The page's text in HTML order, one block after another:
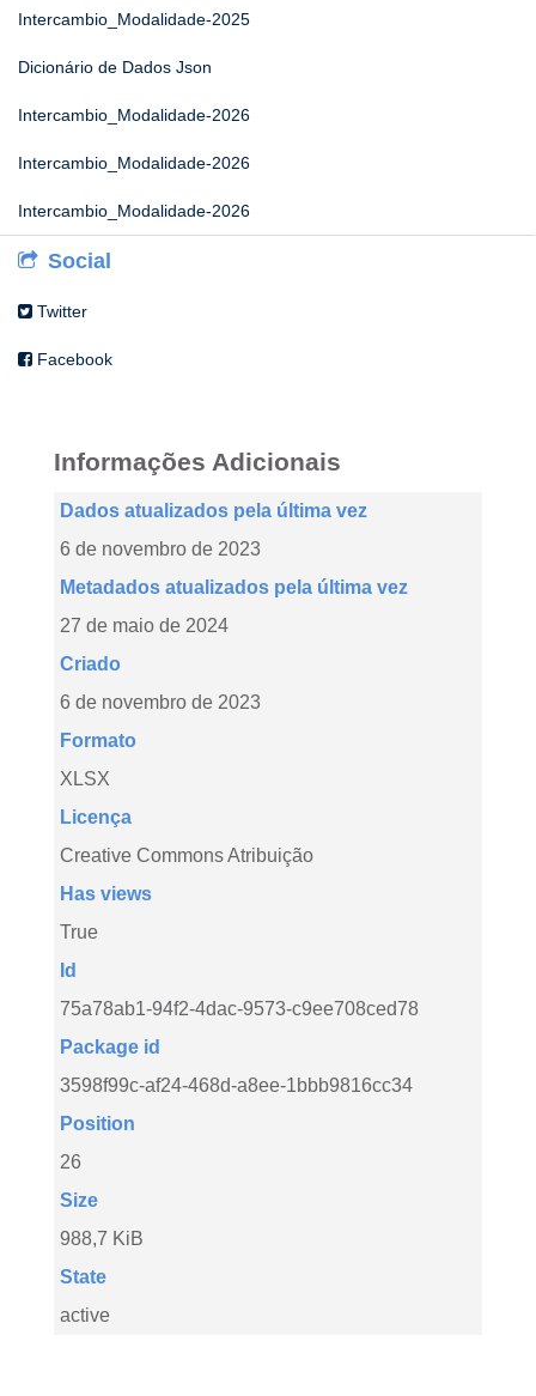
Intercambio_Modalidade-2025
Dicionário de Dados Json
Intercambio_Modalidade-2026
Intercambio_Modalidade-2026
Intercambio_Modalidade-2026
Social
Twitter
Facebook
Informações Adicionais
Dados atualizados pela última vez
6 de novembro de 2023
Metadados atualizados pela última vez
27 de maio de 2024
Criado
6 de novembro de 2023
Formato
XLSX
Licença
Creative Commons Atribuição
Has views
True
Id
75a78ab1-94f2-4dac-9573-c9ee708ced78
Package id
3598f99c-af24-468d-a8ee-1bbb9816cc34
Position
26
Size
988,7 KiB
State
active